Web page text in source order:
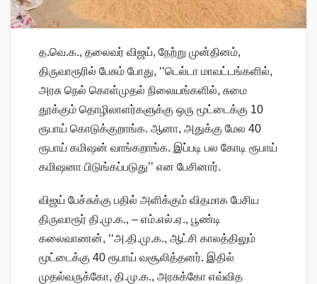
த.வெ.க., தலைவர் விஜய், நேற்று முன்தினம்,
திருவாரூரில் பேசும் போது, ‘‘டெல்டா மாவட்டங்களில்,
அரசு நெல் கொள்முதல் நிலையங்களில், சுமை
தூக்கும் தொழிலாளர்களுக்கு ஒரு மூட்டைக்கு 10
ரூபாய் கொடுக்குறாங்க. ஆனா, அதுக்கு மேல 40
ரூபாய் கமிஷன் வாங்கறாங்க. இப்படி பல கோடி ரூபாய்
கமிஷனா பிடுங்கப்படுது’’ என பேசினார்.
விஜய் பேச்சுக்கு பதில் அளிக்கும் விதமாக பேசிய
திருவாரூர் தி.மு.க., – எம்.எல்.ஏ., பூண்டி
கலைவாணன், ‘‘அ.தி.மு.க., ஆட்சி காலத்திலும்
மூட்டைக்கு 40 ரூபாய் வசூலித்தனர். இதில்
முதல்வருக்கோ, தி.மு.க., அரசுக்கோ எவ்வித